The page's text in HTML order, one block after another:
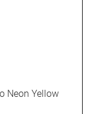
Neon Yellow